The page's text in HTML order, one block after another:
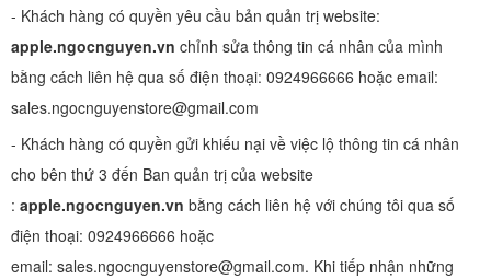
- Khách hàng có quyền yêu cầu bản quản trị website:
apple.ngocnguyen.vn chỉnh sửa thông tin cá nhân của mình
bằng cách liên hệ qua số điện thoại: 0924966666 hoặc email:
sales.ngocnguyenstore@gmail.com
- Khách hàng có quyền gửi khiếu nại về việc lộ thông tin cá nhân
cho bên thứ 3 đến Ban quản trị của website
: apple.ngocnguyen.vn bằng cách liên hệ với chúng tôi qua số
điện thoại: 0924966666 hoặc
email: sales.ngocnguyenstore@gmail.com. Khi tiếp nhận những